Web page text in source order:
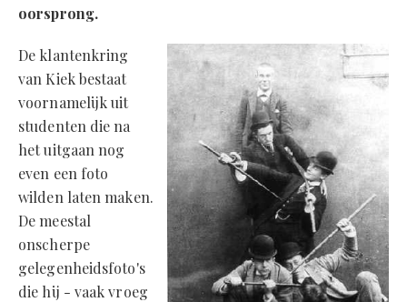
oorsprong.
De klantenkring
van Kiek bestaat
voornamelijk uit
studenten die na
het uitgaan nog
even een foto
wilden laten maken.
De meestal
onscherpe
gelegenheidsfoto's
die hij - vaak vroeg